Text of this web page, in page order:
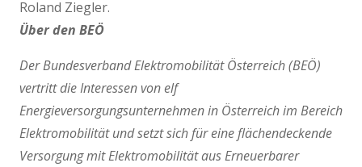
Roland Ziegler.
Über den BEÖ
Der Bundesverband Elektromobilität Österreich (BEÖ)
vertritt die Interessen von elf
Energieversorgungsunternehmen in Österreich im Bereich
Elektromobilität und setzt sich für eine flächendeckende
Versorgung mit Elektromobilität aus Erneuerbarer